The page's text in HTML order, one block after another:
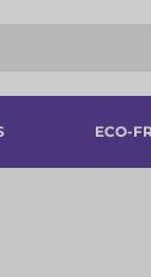
ECO-